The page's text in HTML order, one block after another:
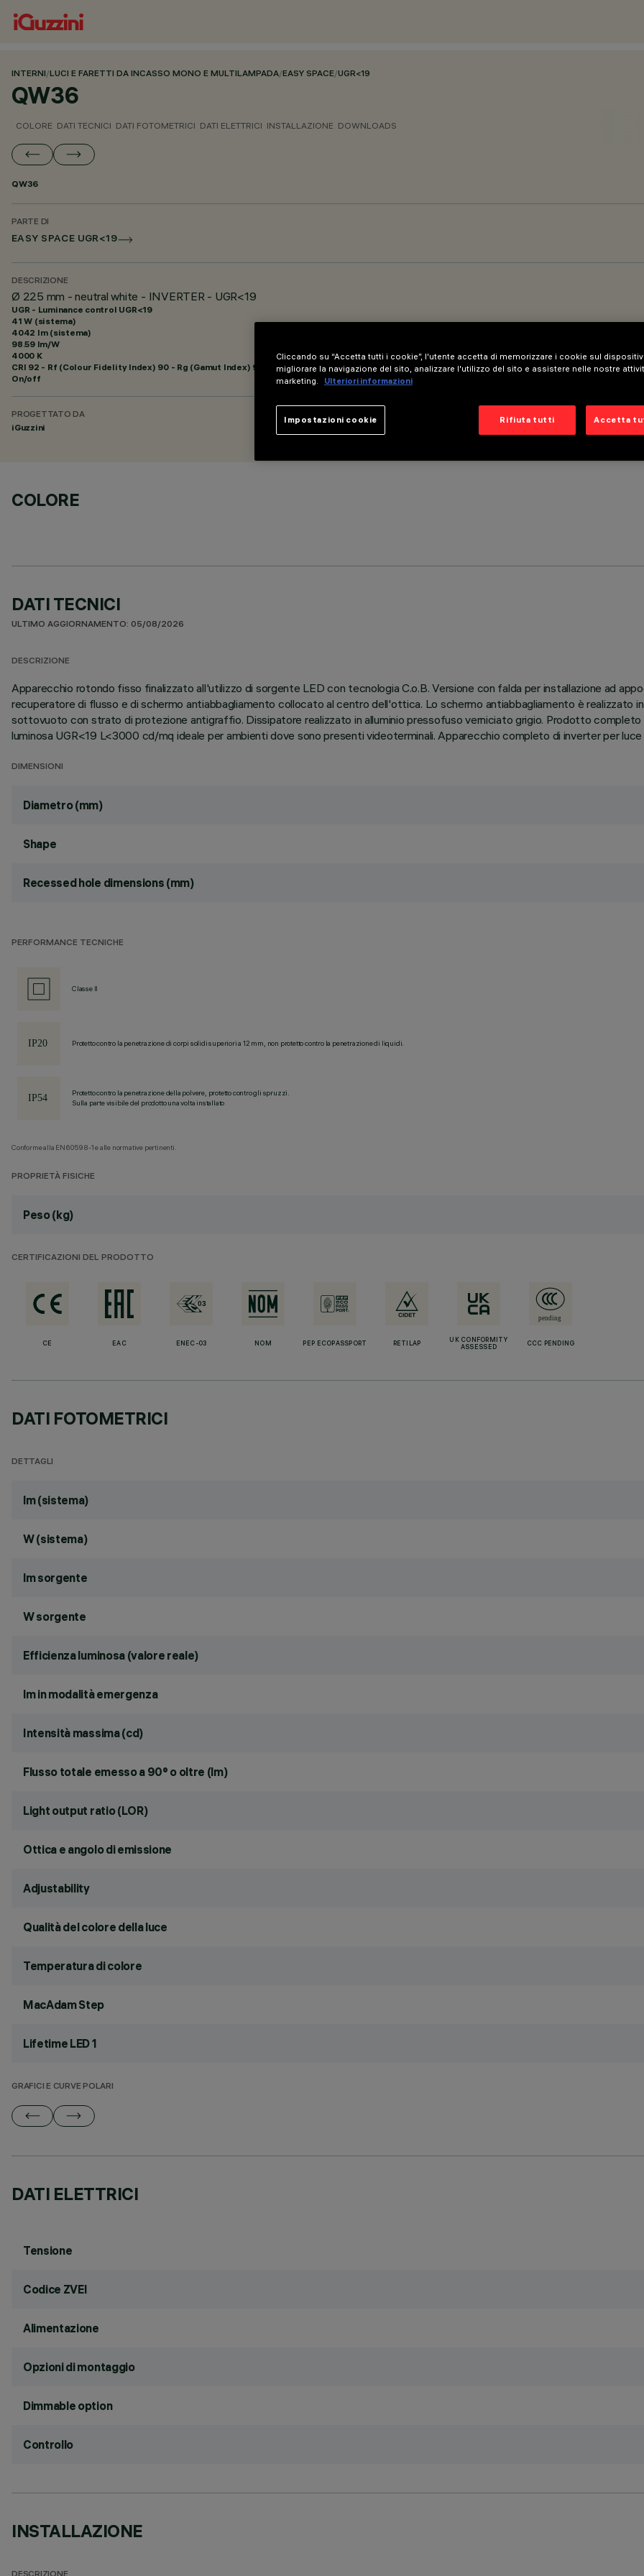
INTERNI/LUCI E FARETTI DA INCASSO MONO E MULTILAMPADA/EASY SPACE/UGR<19
QW36
COLORE DATI TECNICI DATI FOTOMETRICI DATI ELETTRICI INSTALLAZIONE DOWNLOADS
QW36
PARTE DI
EASY SPACE UGR<19
DESCRIZIONE
Ø 225 mm - neutral white - INVERTER - UGR<19
UGR - Luminance control UGR<19
41 W (sistema)
4042 lm (sistema)
98.59 lm/W
4000 K
CRI 92 - Rf (Colour Fidelity Index) 90 - Rg (Gamut Index) 98
On/off
PROGETTATO DA
iGuzzini
COLORE
DATI TECNICI
ULTIMO AGGIORNAMENTO: 05/08/2026
DESCRIZIONE
Apparecchio rotondo fisso finalizzato all'utilizzo di sorgente LED con tecnologia C.o.B. Versione con falda per installazione ad
recuperatore di flusso e di schermo antiabbagliamento collocato al centro dell'ottica. Lo schermo antiabbagliamento è realizzato
sottovuoto con strato di protezione antigraffio. Dissipatore realizzato in alluminio pressofuso verniciato grigio. Prodotto
luminosa UGR<19 L<3000 cd/mq ideale per ambienti dove sono presenti videoterminali. Apparecchio completo di inverter per luce
DIMENSIONI
Diametro (mm)
Shape
Recessed hole dimensions (mm)
PERFORMANCE TECNICHE
Classe II
Protetto contro la penetrazione di corpi solidi superiori a 12 mm, non protetto contro la penetrazione di liquidi.
Protetto contro la penetrazione della polvere, protetto contro gli spruzzi.
Sulla parte visibile del prodotto una volta installato
Conforme alla EN60598-1 e alle normative pertinenti.
PROPRIETÀ FISICHE
Peso (kg)
CERTIFICAZIONI DEL PRODOTTO
CE EAC ENEC-03 NOM PEP ECOPASSPORT RETILAP
UK CONFORMITY
ASSESSED
CCC PENDING
DATI FOTOMETRICI
DETTAGLI
lm (sistema)
W (sistema)
lm sorgente
W sorgente
Efficienza luminosa (valore reale)
lm in modalità emergenza
Intensità massima (cd)
Flusso totale emesso a 90° o oltre (lm)
Light output ratio (LOR)
Ottica e angolo di emissione
Adjustability
Qualità del colore della luce
Temperatura di colore
MacAdam Step
Lifetime LED 1
GRAFICI E CURVE POLARI
DATI ELETTRICI
Tensione
Codice ZVEI
Alimentazione
Opzioni di montaggio
Dimmable option
Controllo
INSTALLAZIONE
Cliccando su “Accetta tutti i cookie”, l'utente accetta di memorizzare i cookie sul
migliorare la navigazione del sito, analizzare l'utilizzo del sito e assistere nelle nostre
marketing.
Ulteriori informazioni
Rifiuta tutti Accetta
Impostazioni cookie